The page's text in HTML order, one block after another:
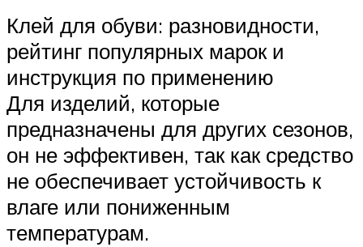
Клей для обуви: разновидности,
рейтинг популярных марок и
инструкция по применению
Для изделий, которые
предназначены для других сезонов,
он не эффективен, так как средство
не обеспечивает устойчивость к
влаге или пониженным
температурам.